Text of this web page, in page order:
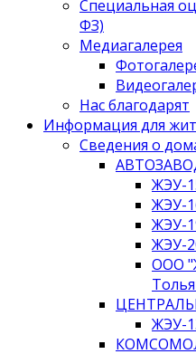
Специальная
ФЗ)
Медиагалерея
Нас благодарят
Информация для
Сведения о
ЖЭУ-
ЖЭУ-
ЖЭУ-
ЖЭУ-
ООО
ЖЭУ-